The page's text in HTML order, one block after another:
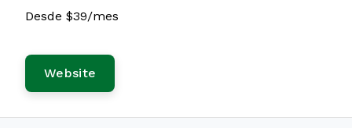
Desde $39/mes
Website